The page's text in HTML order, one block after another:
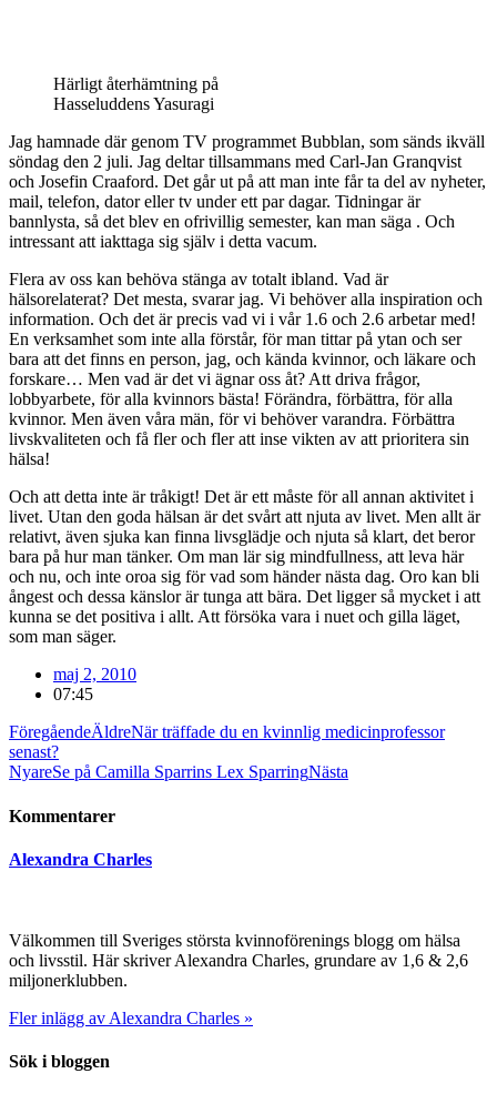
Härligt återhämtning på
Hasseluddens Yasuragi
Jag hamnade där genom TV programmet Bubblan, som sänds ikväll
söndag den 2 juli. Jag deltar tillsammans med Carl-Jan Granqvist
och Josefin Craaford. Det går ut på att man inte får ta del av nyheter,
mail, telefon, dator eller tv under ett par dagar. Tidningar är
bannlysta, så det blev en ofrivillig semester, kan man säga . Och
intressant att iakttaga sig själv i detta vacum.
Flera av oss kan behöva stänga av totalt ibland. Vad är
hälsorelaterat? Det mesta, svarar jag. Vi behöver alla inspiration och
information. Och det är precis vad vi i vår 1.6 och 2.6 arbetar med!
En verksamhet som inte alla förstår, för man tittar på ytan och ser
bara att det finns en person, jag, och kända kvinnor, och läkare och
forskare… Men vad är det vi ägnar oss åt? Att driva frågor,
lobbyarbete, för alla kvinnors bästa! Förändra, förbättra, för alla
kvinnor. Men även våra män, för vi behöver varandra. Förbättra
livskvaliteten och få fler och fler att inse vikten av att prioritera sin
hälsa!
Och att detta inte är tråkigt! Det är ett måste för all annan aktivitet i
livet. Utan den goda hälsan är det svårt att njuta av livet. Men allt är
relativt, även sjuka kan finna livsglädje och njuta så klart, det beror
bara på hur man tänker. Om man lär sig mindfullness, att leva här
och nu, och inte oroa sig för vad som händer nästa dag. Oro kan bli
ångest och dessa känslor är tunga att bära. Det ligger så mycket i att
kunna se det positiva i allt. Att försöka vara i nuet och gilla läget,
som man säger.
maj 2, 2010
07:45
FöregåendeÄldreNär träffade du en kvinnlig medicinprofessor
senast?
NyareSe på Camilla Sparrins Lex SparringNästa
Kommentarer
Alexandra Charles
Välkommen till Sveriges största kvinnoförenings blogg om hälsa
och livsstil. Här skriver Alexandra Charles, grundare av 1,6 & 2,6
miljonerklubben.
Fler inlägg av Alexandra Charles »
Sök i bloggen